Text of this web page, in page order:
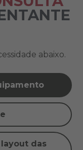
abaixo.
das